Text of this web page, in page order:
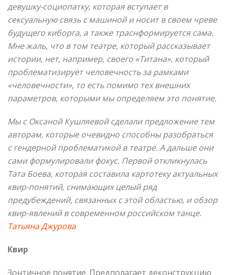
девушку-социопатку, которая вступает в
сексуальную связь с машиной и носит в своем чреве
будущего киборга, а также траснформируется сама.
Мне жаль, что в том театре, который рассказывает
истории, нет, например, своего «Титана», который
проблематизирует человечность за рамками
«человечности», то есть помимо тех внешних
параметров, которыми мы определяем это понятие.
Мы с Оксаной Кушляевой сделали предложение тем
авторам, которые очевидно способны разобраться
с гендерной проблематикой в театре. А дальше они
сами формулировали фокус. Первой откликнулась
Тата Боева, которая составила картотеку актуальных
квир-понятий, снимающих целый ряд
предубеждений, связанных с этой областью, и обзор
квир-явлений в современном российском танце.
Татьяна Джурова
Квир
Зонтичное понятие. Предполагает деконструкцию